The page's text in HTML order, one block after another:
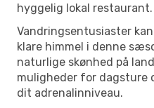
hyggelig lokal restaurant.
Vandringsentusiaster
klare himmel i denne
naturlige skønhed på
muligheder for dagsture
dit adrenalinniveau.